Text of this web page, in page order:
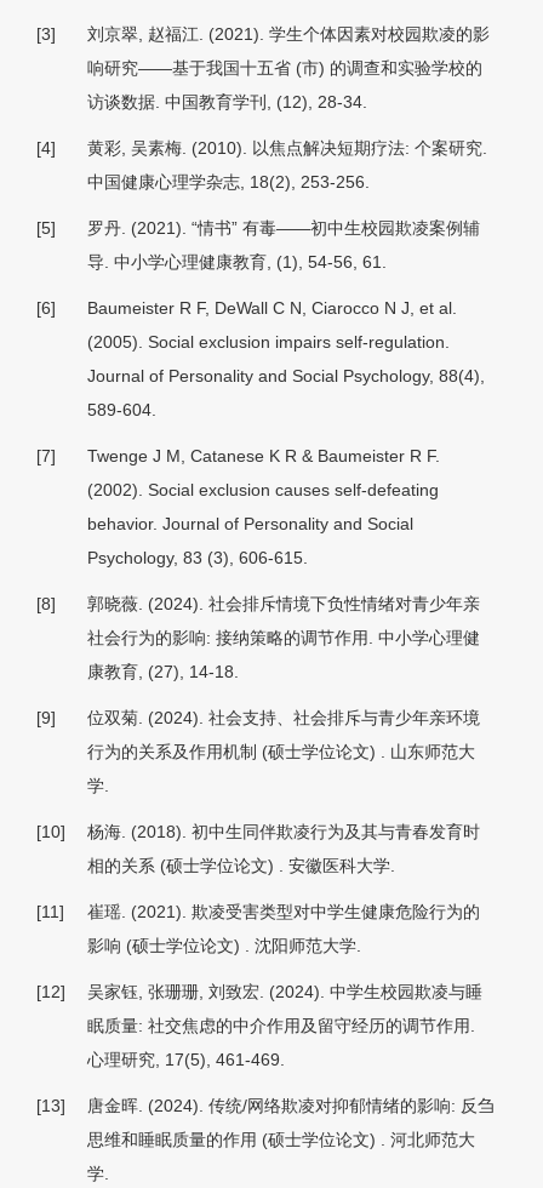
[3]
刘京翠, 赵福江. (2021). 学生个体因素对校园欺凌的影
响研究——基于我国十五省 (市) 的调查和实验学校的
访谈数据. 中国教育学刊 , (12), 28-34.
[4]
黄彩, 吴素梅. (2010). 以焦点解决短期疗法: 个案研究.
中国健康心理学杂志, 18(2), 253-256.
[5]
罗丹. (2021). “情书” 有毒——初中生校园欺凌案例辅
导. 中小学心理健康教育, (1), 54-56, 61.
[6]
Baumeister R F, DeWall C N, Ciarocco N J, et al.
(2005). Social exclusion impairs self-regulation.
Journal of Personality and Social Psychology, 88(4),
589-604.
[7]
Twenge J M, Catanese K R & Baumeister R F.
(2002). Social exclusion causes self-defeating
behavior. Journal of Personality and Social
Psychology, 83 (3), 606-615.
[8]
郭晓薇. (2024). 社会排斥情境下负性情绪对青少年亲
社会行为的影响: 接纳策略的调节作用. 中小学心理健
康教育, (27), 14-18.
[9] 位双菊. (2024). 社会支持、社会排斥与青少年亲环境
行为的关系及作用机制 (硕士学位论文) . 山东师范大
学.
[10] 杨海. (2018). 初中生同伴欺凌行为及其与青春发育时
相的关系 (硕士学位论文) . 安徽医科大学.
[11] 崔瑶. (2021). 欺凌受害类型对中学生健康危险行为的
影响 (硕士学位论文) . 沈阳师范大学.
[12]
吴家钰, 张珊珊, 刘致宏. (2024). 中学生校园欺凌与睡
眠质量: 社交焦虑的中介作用及留守经历的调节作用.
心理研究, 17(5), 461-469.
[13] 唐金晖. (2024). 传统/网络欺凌对抑郁情绪的影响: 反刍
思维和睡眠质量的作用 (硕士学位论文) . 河北师范大
学.